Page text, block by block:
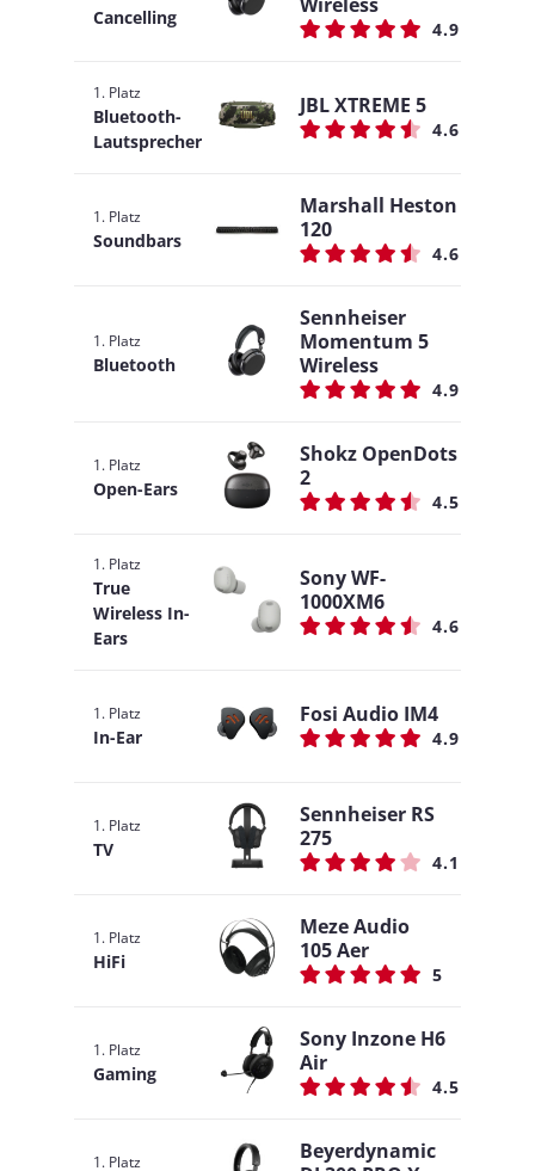
Cancelling
4.9
1. Platz
Bluetooth-
Lautsprecher
JBL XTREME 5
4.6
1. Platz
Soundbars
Marshall Heston
120
4.6
1. Platz
Bluetooth
Sennheiser
Momentum 5
Wireless
4.9
1. Platz
Open-Ears
Shokz OpenDots
2
4.5
1. Platz
True
Wireless In-
Ears
Sony WF-
1000XM6
4.6
1. Platz
In-Ear
Fosi Audio IM4
4.9
1. Platz
TV
Sennheiser RS
275
4.1
1. Platz
HiFi
Meze Audio
105 Aer
5
1. Platz
Gaming
Sony Inzone H6
Air
4.5
1. Platz
Beyerdynamic